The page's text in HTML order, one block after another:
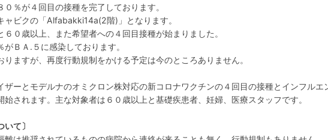
０％が４回目の接種を完了しております。
ャビクの「Alfabakki14a(2階)」となります。
６０歳以上、また希望者への４回目接種が始まりました。
ＢＡ.５に感染しております。
りますが、再度行動規制をかける予定は今のところありません。
ザーとモデルナのオミクロン株対応の新コロナワクチンの４回目の接種とインフルエ
始されます。主な対象者は６０歳以上と基礎疾患者、妊婦、医療スタッフです。
いて〕